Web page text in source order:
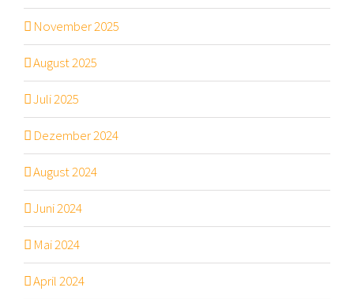
November 2025
August 2025
Juli 2025
Dezember 2024
August 2024
Juni 2024
Mai 2024
April 2024